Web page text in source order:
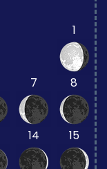
1
7 8
14 15